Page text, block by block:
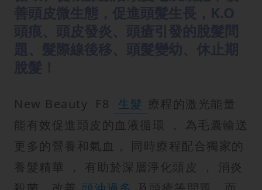
New Beauty F8 生髮 療程的激光能量
能有效促進頭皮的血液循環 ， 為毛囊輸送
更多的營養和氣血 。同時療程配合獨家的
養髮精華 ， 有助於深層淨化頭皮 ， 消炎